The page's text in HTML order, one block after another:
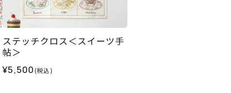
ステッチクロス＜スイーツ手
帖＞
¥5,500(税込)